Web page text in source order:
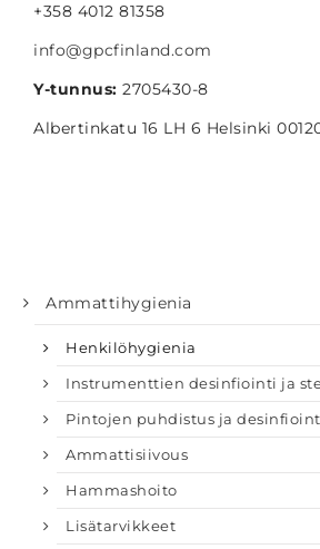
+358 4012 81358
info@gpcfinland.com
Y-tunnus: 2705430-8
Albertinkatu 16 LH 6 Helsinki
Ammattihygienia
Henkilöhygienia
Instrumenttien desinfiointi ja
Pintojen puhdistus ja
Ammattisiivous
Hammashoito
Lisätarvikkeet